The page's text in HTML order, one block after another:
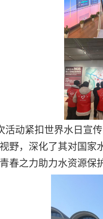
活动紧扣世界水日宣
野，深化了其对国家
春之力助力水资源保